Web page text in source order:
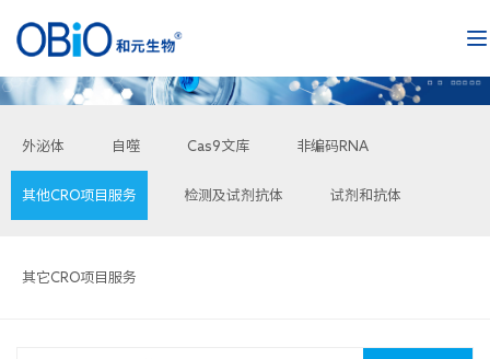
外泌体 自噬 Cas9文库 非编码RNA
其他CRO项目服务 检测及试剂抗体 试剂和抗体
其它CRO项目服务